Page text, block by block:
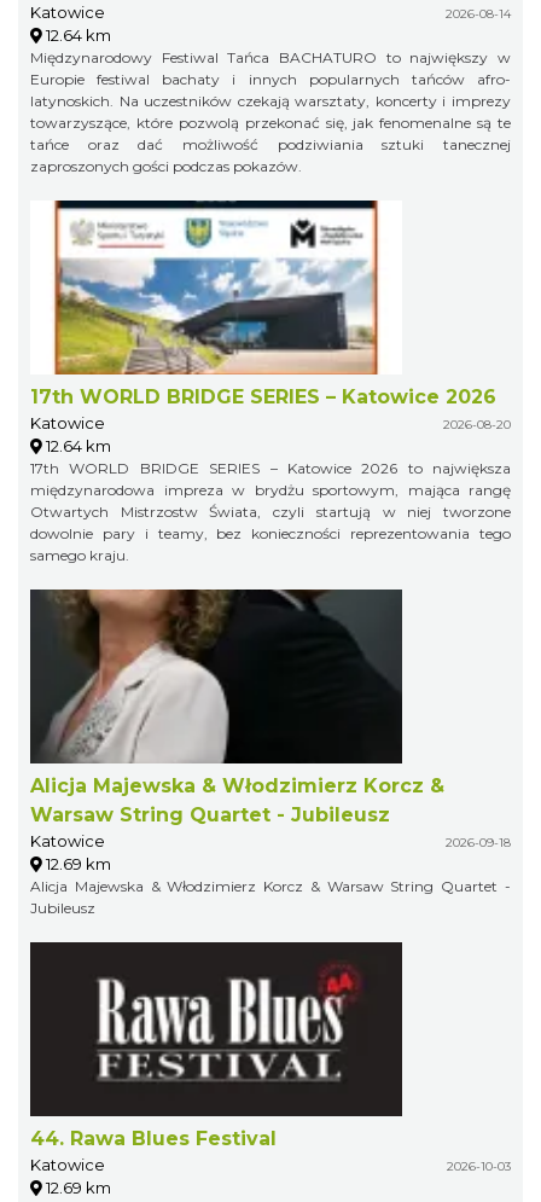
Katowice 2026-08-14
12.64 km
Międzynarodowy Festiwal Tańca BACHATURO to największy w
Europie festiwal bachaty i innych popularnych tańców afro-
latynoskich. Na uczestników czekają warsztaty, koncerty i imprezy
towarzyszące, które pozwolą przekonać się, jak fenomenalne są te
tańce oraz dać możliwość podziwiania sztuki tanecznej
zaproszonych gości podczas pokazów.
17th WORLD BRIDGE SERIES – Katowice 2026
Katowice 2026-08-20
12.64 km
17th WORLD BRIDGE SERIES – Katowice 2026 to największa
międzynarodowa impreza w brydżu sportowym, mająca rangę
Otwartych Mistrzostw Świata, czyli startują w niej tworzone
dowolnie pary i teamy, bez konieczności reprezentowania tego
samego kraju.
Alicja Majewska & Włodzimierz Korcz &
Warsaw String Quartet - Jubileusz
Katowice 2026-09-18
12.69 km
Alicja Majewska & Włodzimierz Korcz & Warsaw String Quartet -
Jubileusz
44. Rawa Blues Festival
Katowice 2026-10-03
12.69 km